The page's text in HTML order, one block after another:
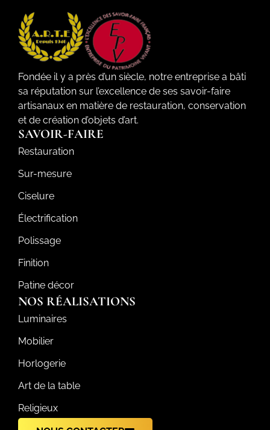
Fondée il y a près d’un siècle, notre entreprise a bâti
sa réputation sur l’excellence de ses savoir-faire
artisanaux en matière de restauration, conservation
et de création d’objets d’art.
SAVOIR-FAIRE
Restauration
Sur-mesure
Ciselure
Électrification
Polissage
Finition
Patine décor
NOS RÉALISATIONS
Luminaires
Mobilier
Horlogerie
Art de la table
Religieux